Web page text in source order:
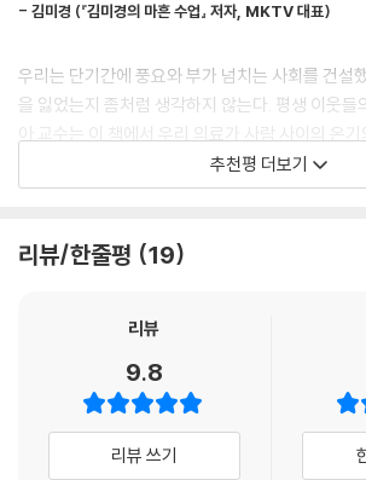
간이 너무 짧기 때문입니다. ‘의사 1인당 과도한 환
료가 모양을 갖춘 이후 항상 있어온 문제입니다. 의
자들을 단시간에 ‘처리’하지 않으면 유지되지 않는
있다보니 각종 검사가 세심한 진료의 자리를 마구
--- 「“자가면역질환에 걸렸는데요” 자신이 병에
우리 몸에 깃드는 질병의 절반 이상이 우리로 하여
경을 개선하고 질병의 발생을 완화하기보다는 더
며 자원을 낭비하는 쪽으로 치우쳐 있는 것이 현실
--- 「아픈 곳이 없는데 대학병원을 찾은 51세 여성
미국도 1975년에 비해 2015년에 갑상선암의 발생
태를 살피고 대화하기보다 환자에게 속칭 ‘검사 뺑
들은 정작 제대로 된 진료를 받기 어려운 상황에
움을 줄 수 없고 제게 진료를 받을 필요가 없는 환자
오게”(6면) 된 상황이 집필 동기가 되었다고 밝히
각성과 만연함을 일깨운다. 실제로 한국은 OECD
외래 진료 횟수가 가장 많고, 실제 기대수명에 비
가짜 환자의 두번째 유형은 자연스러운 “노화에서
질병으로 진단하고 치료하려는”(9면) 경우다. 저
죽음을 현대 의학이 마치 질병처럼 호도하면서 ‘노
고 지적한다. 의당한 노화 현상으로서 점차 굳어가
- 김미경 (『김미경의 마흔 수업』 저자, MKTV 대표)
우리는 단기간에 풍요와 부가 넘치는 사회를 건설
을 잃었는지 좀처럼 생각하지 않는다. 평생 이웃들
아 교수는 이 책에서 우리 의료가 사람 사이의 온기
잃었다고 증언한다. 그 가슴 아픈 분실물 목록은 역
의 그악한 이윤 추구, 그리고 무엇보다 당신과 나
- 강병철 (소아청소년과 전문의, 도서출판 꿈꿀자유 대표)
추천평 더보기
리뷰/한줄평 19
리뷰
9.8
리뷰 쓰기